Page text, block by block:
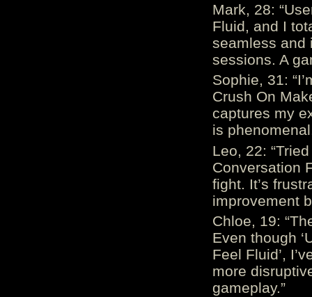
Mark, 28:
Fluid, and I
seamless and
sessions. A
Sophie, 31:
Crush On
captures my
is
Leo, 22:
Conversation
fight. It’s
improvement
Chloe, 19:
Even though
Feel Fluid’,
more
gameplay.”